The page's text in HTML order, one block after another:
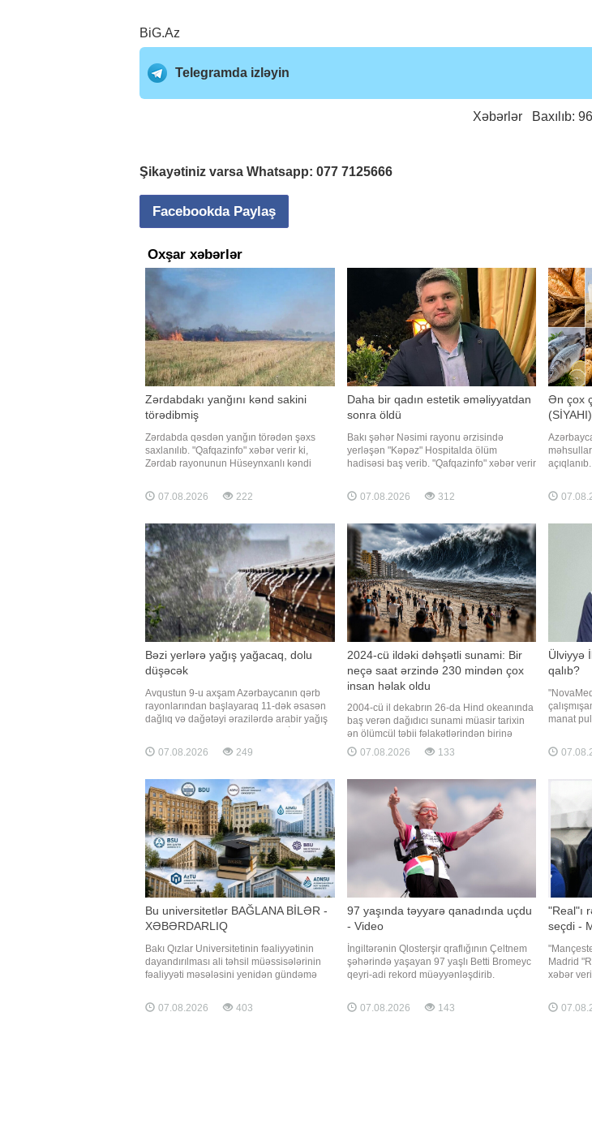
BiG.Az
Telegramda izləyin
Xəbərlər Baxılıb:
Şikayətiniz varsa Whatsapp: 077 7125666
Facebookda Paylaş
Oxşar xəbərlər
Zərdabdakı yanğını kənd sakini
törədibmiş
Zərdabda qəsdən yanğın törədən şəxs
saxlanılıb. "Qafqazinfo" xəbər verir ki,
Zərdab rayonunun Hüseynxanlı kəndi
törədən şəxs polis əməkdaşları tərəfindən
müəyyən edilib. Araşdırmalarla yanğının
məlum olub. Hadis
07.08.2026 222
Daha bir qadın estetik əməliyyatdan
sonra öldü
Bakı şəhər Nəsimi rayonu ərzisində
yerləşən "Kəpəz" Hospitalda ölüm
hadisəsi baş verib. "Qafqazinfo" xəbər verir
Tulin Turp dünən tibb müəssisəsində
keçirdiyi plastik əməliyyatdan sonra vəfat
07.08.2026 312
Ən çox
(SİYAHI)
son
çörək və
Bəzi yerlərə yağış yağacaq, dolu
düşəcək
Avqustun 9-u axşam Azərbaycanın qərb
rayonlarından başlayaraq 11-dək əsasən
dağlıq və dağətəyi ərazilərdə arabir yağış
Milli Hidrometeorologiya Xidmətindən
məlumat verilib. Ayrı-ayrı yerlərdə yağışın
şimşək çaxacağı, dol
07.08.2026 249
2024-cü ildəki dəhşətli sunami: Bir
neçə saat ərzində 230 mindən çox
insan həlak oldu
2004-cü il dekabrın 26-da Hind okeanında
baş verən dağıdıcı sunami müasir tarixin
ən ölümcül təbii fəlakətlərindən birinə
çevrilib. Qaynarinfo xəbər verir ki, fəlakət
nəticəsində 14 ölkədə 230 mindən çox
zərər çəkən ölkələrdən biri olub. Fəlakət
necə başladı?
07.08.2026 133
Ülviyyə
qalıb?
manat
Ülviyyə
Bu universitetlər BAĞLANA BİLƏR -
XƏBƏRDARLIQ
Bakı Qızlar Universitetinin fəaliyyətinin
dayandırılması ali təhsil müəssisələrinin
fəaliyyəti məsələsini yenidən gündəmə
standartlarına uyğunluğu, tədris və
idarəetmə prosesləri, maddi-texniki baza
07.08.2026 403
97 yaşında təyyarə qanadında uçdu
- Video
İngiltərənin Qlosterşir qraflığının Çeltnem
şəhərində yaşayan 97 yaşlı Betti Bromeyc
qeyri-adi rekord müəyyənləşdirib.
insult keçirməsinə baxmayaraq, o,
təyyarənin qanadı üzərində uçan ən yaşlı
07.08.2026 143
"Real"ı
seçdi -
Madrid
xəbər
Rodri